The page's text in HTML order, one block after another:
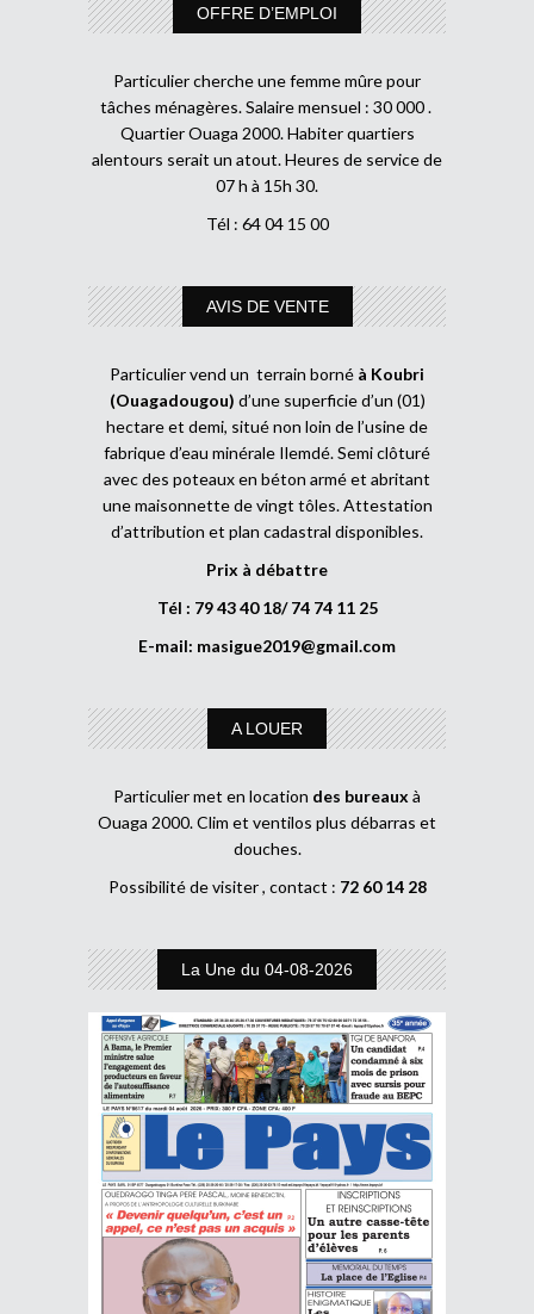
OFFRE D’EMPLOI
Particulier cherche une femme mûre pour
tâches ménagères. Salaire mensuel : 30 000 .
Quartier Ouaga 2000. Habiter quartiers
alentours serait un atout. Heures de service de
07 h à 15h 30.
Tél : 64 04 15 00
AVIS DE VENTE
Particulier vend un terrain borné à Koubri
(Ouagadougou) d’une superficie d’un (01)
hectare et demi, situé non loin de l’usine de
fabrique d’eau minérale Ilemdé. Semi clôturé
avec des poteaux en béton armé et abritant
une maisonnette de vingt tôles. Attestation
d’attribution et plan cadastral disponibles.
Prix à débattre
Tél : 79 43 40 18/ 74 74 11 25
E-mail: masigue2019@gmail.com
A LOUER
Particulier met en location des bureaux à
Ouaga 2000. Clim et ventilos plus débarras et
douches.
Possibilité de visiter , contact : 72 60 14 28
La Une du 04-08-2026